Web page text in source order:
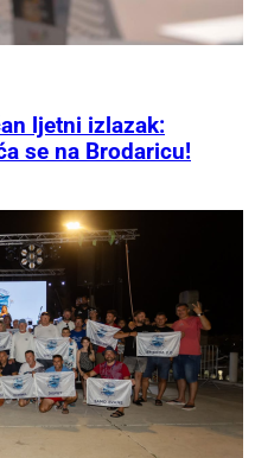
ljetni izlazak:
se na Brodaricu!